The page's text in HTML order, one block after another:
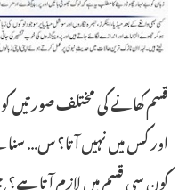
قسم کھانے کی مختلف صورتیں
اور کس میں نہیں آتا؟ س… سنا
کون سی قسم میں لازم آتا